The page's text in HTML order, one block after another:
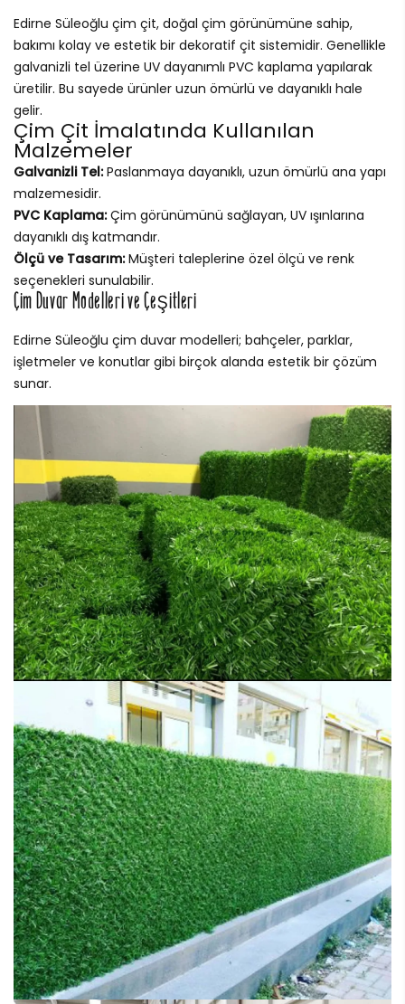
Edirne Süleoğlu çim çit, doğal çim görünümüne sahip,
bakımı kolay ve estetik bir dekoratif çit sistemidir. Genellikle
galvanizli tel üzerine UV dayanımlı PVC kaplama yapılarak
üretilir. Bu sayede ürünler uzun ömürlü ve dayanıklı hale
gelir.
Çim Çit İmalatında Kullanılan
Malzemeler
Galvanizli Tel:Paslanmaya dayanıklı, uzun ömürlü ana yapı
malzemesidir.
PVC Kaplama:Çim görünümünü sağlayan, UV ışınlarına
dayanıklı dış katmandır.
Ölçü ve Tasarım:Müşteri taleplerine özel ölçü ve renk
seçenekleri sunulabilir.
Çim Duvar Modelleri ve Çeşitleri
Edirne Süleoğlu çim duvar modelleri; bahçeler, parklar,
işletmeler ve konutlar gibi birçok alanda estetik bir çözüm
sunar.